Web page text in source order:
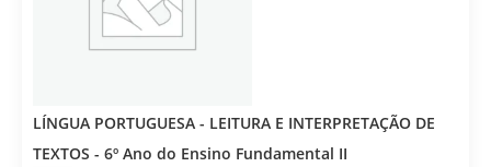
LÍNGUA PORTUGUESA - LEITURA E INTERPRETAÇÃO DE
TEXTOS - 6º Ano do Ensino Fundamental II